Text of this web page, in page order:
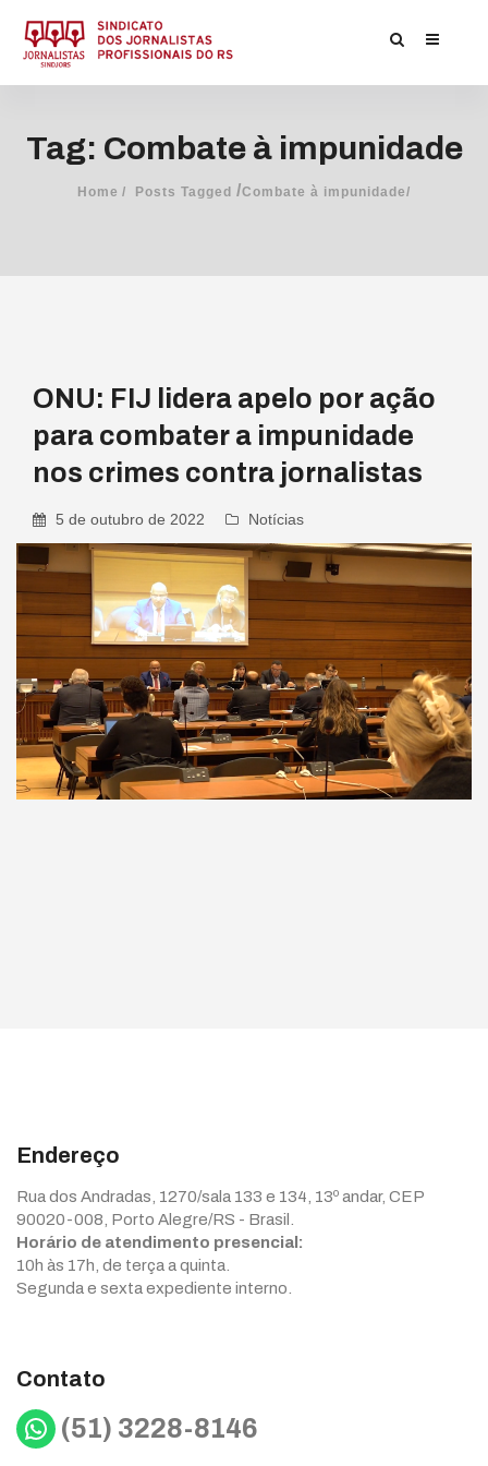
Tag: Combate à impunidade
Home Posts Tagged /Combate à impunidade/
ONU: FIJ lidera apelo por ação
para combater a impunidade
nos crimes contra jornalistas
5 de outubro de 2022 Notícias
Endereço
Rua dos Andradas, 1270/sala 133 e 134, 13º andar, CEP
90020-008, Porto Alegre/RS - Brasil.
Horário de atendimento presencial:
10h às 17h, de terça a quinta.
Segunda e sexta expediente interno.
Contato
WhatsApp
(51) 3228-8146